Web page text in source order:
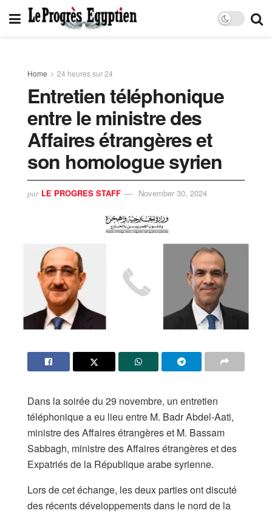
Home 24 heures sur 24
Entretien téléphonique
entre le ministre des
Affaires étrangères et
son homologue syrien
par LE PROGRES STAFF November 30, 2024
Dans la soirée du 29 novembre, un entretien
téléphonique a eu lieu entre M. Badr Abdel-Aati,
ministre des Affaires étrangères et M. Bassam
Sabbagh, ministre des Affaires étrangères et des
Expatriés de la République arabe syrienne.
Lors de cet échange, les deux parties ont discuté
des récents développements dans le nord de la